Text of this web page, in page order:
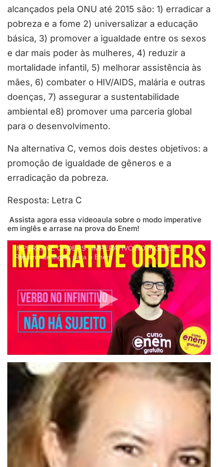
alcançados pela ONU até 2015 são: 1) erradicar a
pobreza e a fome 2) universalizar a educação
básica, 3) promover a igualdade entre os sexos
e dar mais poder às mulheres, 4) reduzir a
mortalidade infantil, 5) melhorar assistência às
mães, 6) combater o HIV/AIDS, malária e outras
doenças, 7) assegurar a sustentabilidade
ambiental e8) promover uma parceria global
para o desenvolvimento.
Na alternativa C, vemos dois destes objetivos: a
promoção de igualdade de gêneros e a
erradicação da pobreza.
Resposta: Letra C
Assista agora essa videoaula sobre o modo imperative
em inglês e arrase na prova do Enem!
IMPERATIVE ORDERS - IMPERATIVO NO INGLÊS |
Resumo de Inglês para o Enem